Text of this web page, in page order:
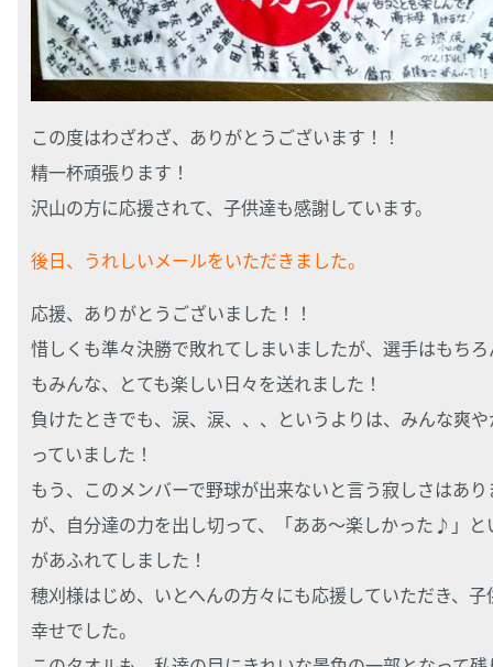
この度はわざわざ、ありがとうございます！！
精一杯頑張ります！
沢山の方に応援されて、子供達も感謝しています。
後日、うれしいメールをいただきました。
応援、ありがとうございました！！
惜しくも準々決勝で敗れてしまいましたが、選手はもち
もみんな、とても楽しい日々を送れました！
負けたときでも、涙、涙、、、というよりは、みんな爽
っていました！
もう、このメンバーで野球が出来ないと言う寂しさはあり
が、自分達の力を出し切って、「ああ～楽しかった♪」と
があふれてしました！
穂刈様はじめ、いとへんの方々にも応援していただき、子
幸せでした。